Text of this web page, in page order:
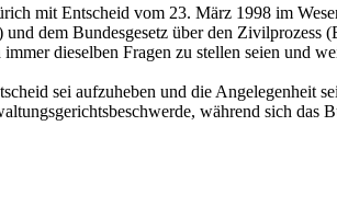
mit Entscheid vom 23. März 1998 im
dem Bundesgesetz über den Zivilprozess
dieselben Fragen zu stellen seien und
sei aufzuheben und die Angelegenheit
während sich das